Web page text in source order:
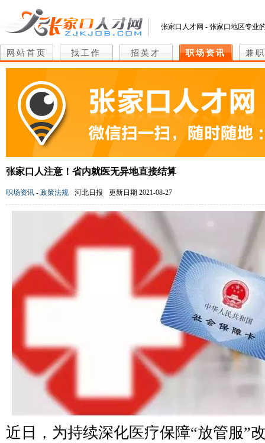
张家口人才网 - 张家口地区专业
网站首页 找工作 招英才 职场资讯 兼
张家口人注意！省内就医无异地直接结算
职场资讯 - 政策法规 河北日报 更新日期 2021-08-27
近日，为持续深化医疗保障“放管服”